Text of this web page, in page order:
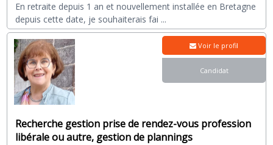
En retraite depuis 1 an et nouvellement installée en Bretagne
depuis cette date, je souhaiterais fai ...
Recherche gestion prise de rendez-vous profession
libérale ou autre, gestion de plannings
Voir le profil
Candidat